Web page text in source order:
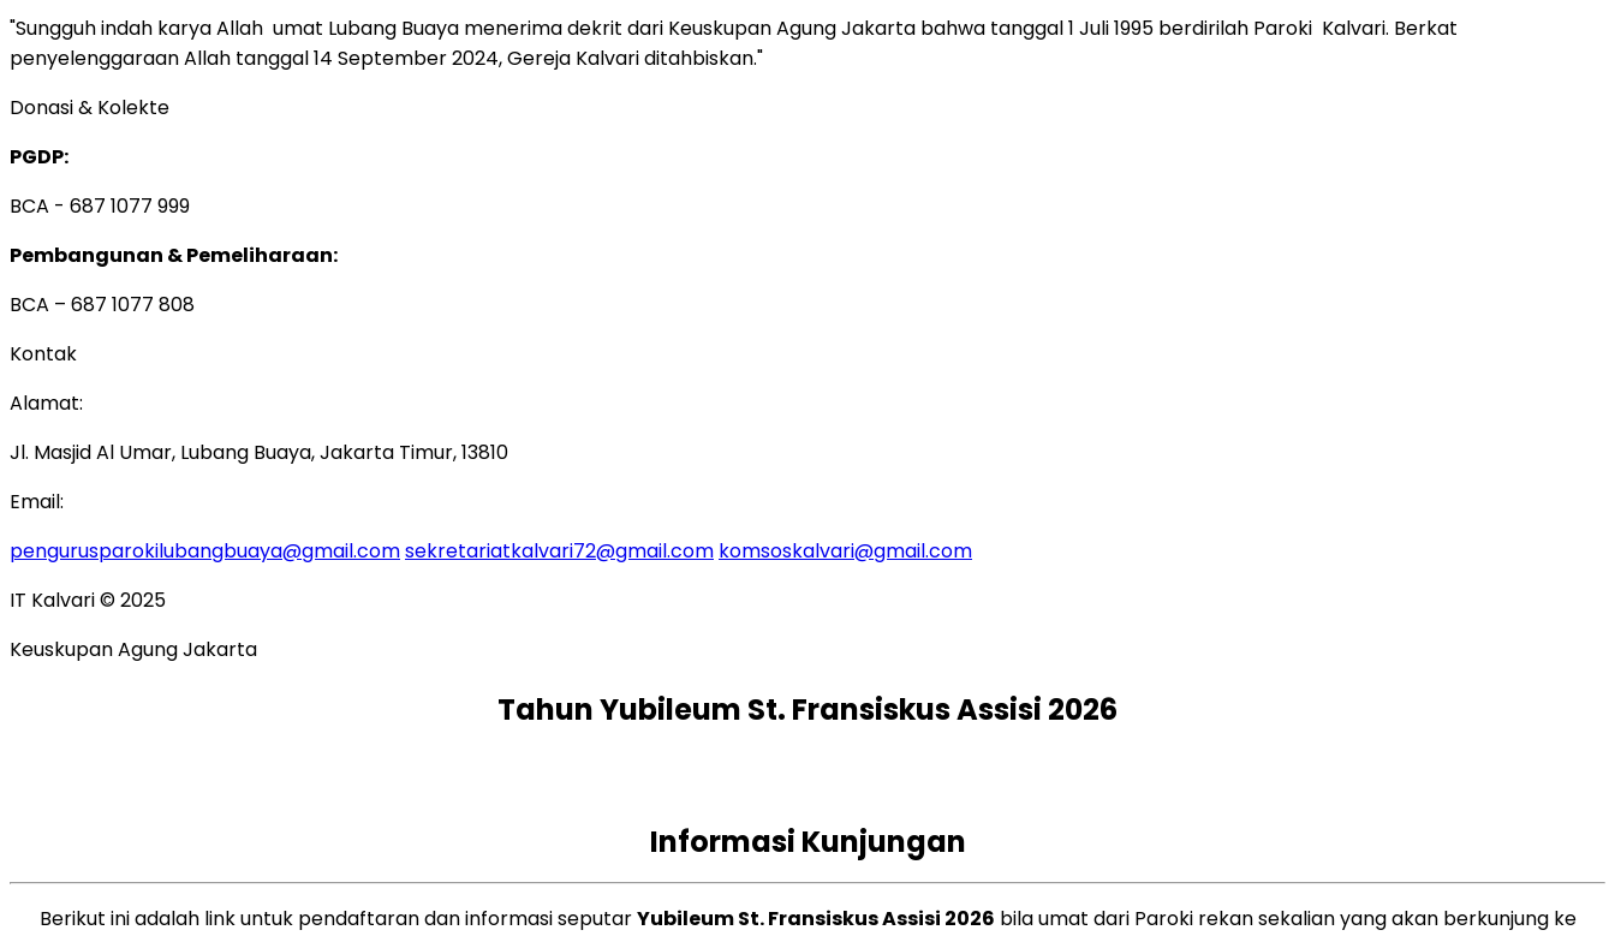
"Sungguh indah karya Allah umat Lubang Buaya menerima dekrit dari Keuskupan Agung Jakarta bahwa tanggal 1 Juli 1995 berdirilah Paroki Kalvari. Berkat
penyelenggaraan Allah tanggal 14 September 2024, Gereja Kalvari ditahbiskan."
Donasi & Kolekte
PGDP:
BCA - 687 1077 999
Pembangunan & Pemeliharaan:
BCA – 687 1077 808
Kontak
Alamat:
Jl. Masjid Al Umar, Lubang Buaya, Jakarta Timur, 13810
Email:
pengurusparokilubangbuaya@gmail.comsekretariatkalvari72@gmail.com komsoskalvari@gmail.com
IT Kalvari © 2025
Keuskupan Agung Jakarta
Tahun Yubileum St. Fransiskus Assisi 2026
Informasi Kunjungan
Berikut ini adalah link untuk pendaftaran dan informasi seputarYubileum St. Fransiskus Assisi 2026 bila umat dari Paroki rekan sekalian yang akan berkunjung ke